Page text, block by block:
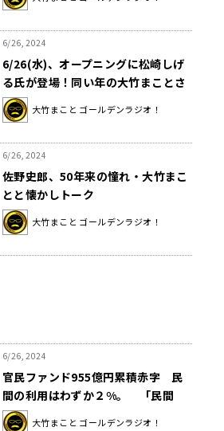
6/26, 2024
6/26(水)、オープニングに松崎しげ
る氏が登場！同い年の大竹まことさ
んも元気をもらってエネルギッシュ
に！？メインディッシュは佐野史郎
大竹まこと ゴールデンラジオ！
6/26, 2024
佐野史郎、50年来の憧れ・大竹まこ
とと懐かしトーク
大竹まこと ゴールデンラジオ！
6/26, 2024
官民ファンド955億円累積赤字 民
間の利用はわずか２%。 「民間
２％って、これじゃ官官ファンド」
大竹まこと ゴールデンラジオ！